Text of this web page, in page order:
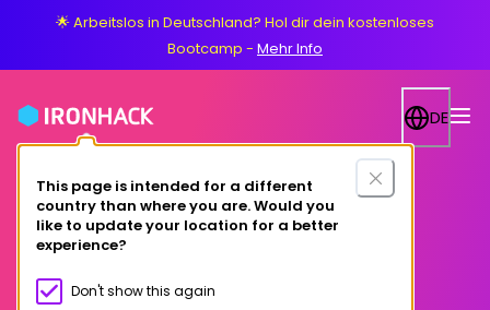
🌟 Arbeitslos in Deutschland? Hol dir dein kostenloses
Bootcamp - Mehr Info
This page is intended for a different
country than where you are. Would you
like to update your location for a better
experience?
Don't show this again
DE
Online
AI-Driven UX/UI Design